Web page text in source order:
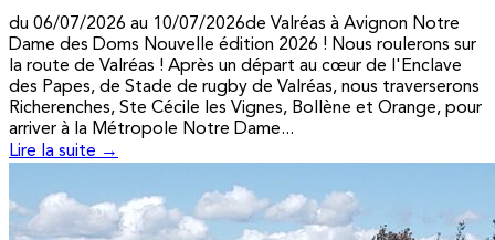
du 06/07/2026 au 10/07/2026de Valréas à Avignon Notre
Dame des Doms Nouvelle édition 2026 ! Nous roulerons sur
la route de Valréas ! Après un départ au cœur de l'Enclave
des Papes, de Stade de rugby de Valréas, nous traverserons
Richerenches, Ste Cécile les Vignes, Bollène et Orange, pour
arriver à la Métropole Notre Dame...
Lire la suite →